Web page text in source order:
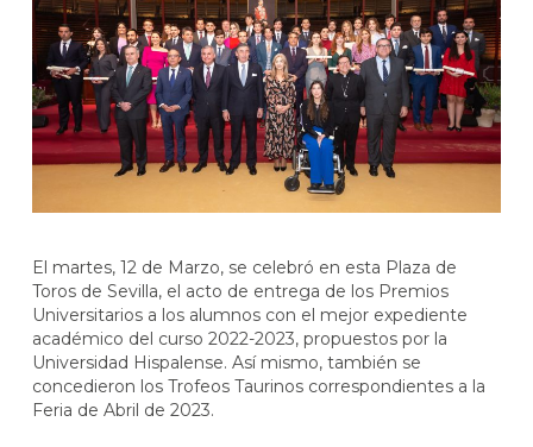
El martes, 12 de Marzo, se celebró en esta Plaza de
Toros de Sevilla, el acto de entrega de los Premios
Universitarios a los alumnos con el mejor expediente
académico del curso 2022-2023, propuestos por la
Universidad Hispalense. Así mismo, también se
concedieron los Trofeos Taurinos correspondientes a la
Feria de Abril de 2023.